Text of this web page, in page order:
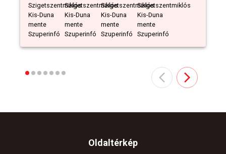
Szigetszentmiklós
Kis-Duna
mente
Szuperinfó
Szigetszentmiklós
Kis-Duna
mente
Szuperinfó
Szigetszentmiklós
Kis-Duna
mente
Szuperinfó
Szigetszentmiklós
Kis-Duna
mente
Szuperinfó
Oldaltérkép